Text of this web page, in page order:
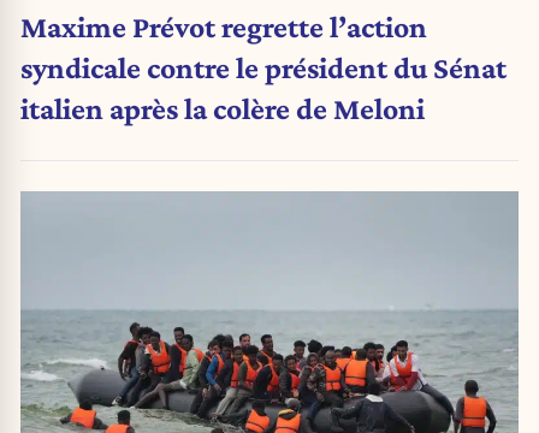
Maxime Prévot regrette l’action
syndicale contre le président du Sénat
italien après la colère de Meloni